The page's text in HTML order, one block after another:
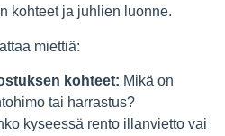
kohteet ja juhlien luonne.
miettiä:
kohteet: Mikä on
tai harrastus?
kyseessä rento illanvietto vai